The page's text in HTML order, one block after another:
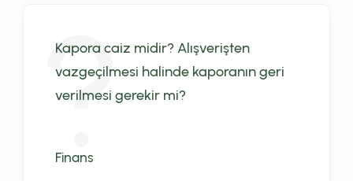
Kapora caiz midir? Alışverişten
vazgeçilmesi halinde kaporanın geri
verilmesi gerekir mi?
Finans